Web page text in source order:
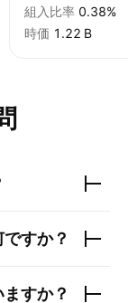
組入比率 0.38%
時価 ‪1.22 B‬
すか？
すか？